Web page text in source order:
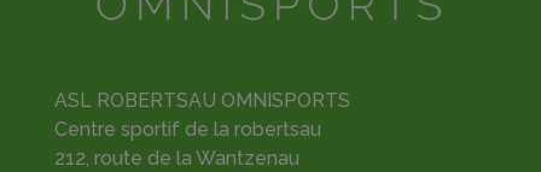
ASL ROBERTSAU OMNISPORTS
Centre sportif de la robertsau
212, route de la Wantzenau